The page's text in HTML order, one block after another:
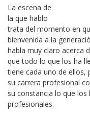
La escena de
la que hablo
trata del momento en
bienvenida a la
habla muy claro acerca
que todo lo que los ha
tiene cada uno de ellos,
su carrera profesional
su constancia lo que
profesionales.